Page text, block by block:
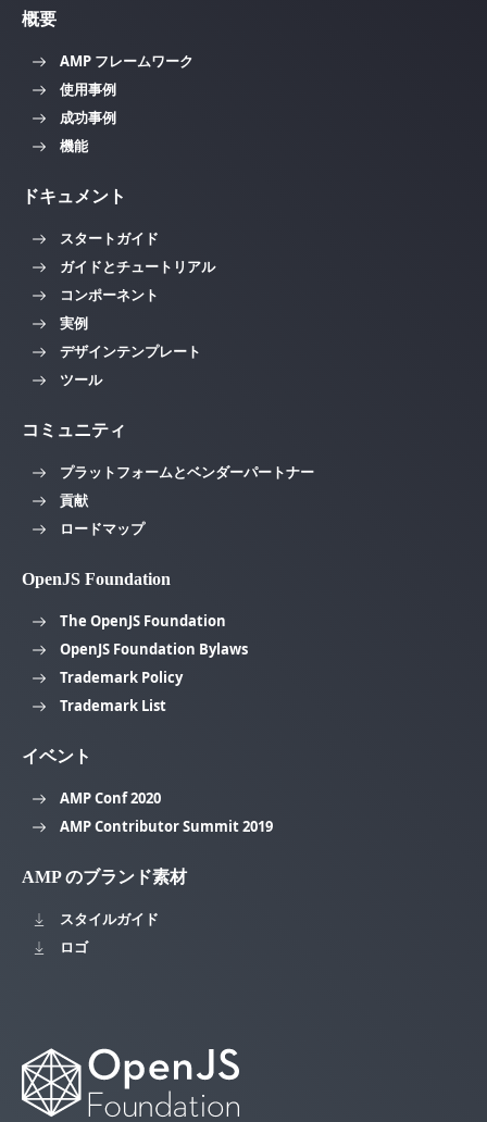
概要
AMP フレームワーク
使用事例
成功事例
機能
ドキュメント
スタートガイド
ガイドとチュートリアル
コンポーネント
実例
デザインテンプレート
ツール
コミュニティ
プラットフォームとベンダーパートナー
貢献
ロードマップ
OpenJS Foundation
The OpenJS Foundation
OpenJS Foundation Bylaws
Trademark Policy
Trademark List
イベント
AMP Conf 2020
AMP Contributor Summit 2019
AMP のブランド素材
スタイルガイド
ロゴ